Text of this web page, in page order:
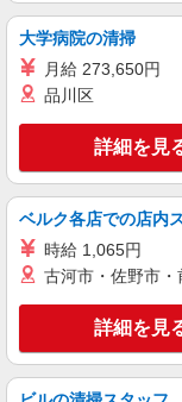
株式会社綜合キャリ
キープ
派遣社員
株式会社テクノ・サ
日
給
キープ
大学病院の清掃
月給 273,650円
品川区
詳細を見
ベルク各店での店内
時給 1,065円
古河市・佐野市
詳細を見